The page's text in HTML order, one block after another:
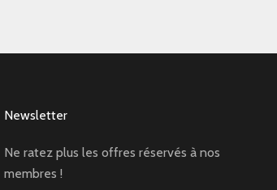
Newsletter
Ne ratez plus les offres réservés à nos
membres !